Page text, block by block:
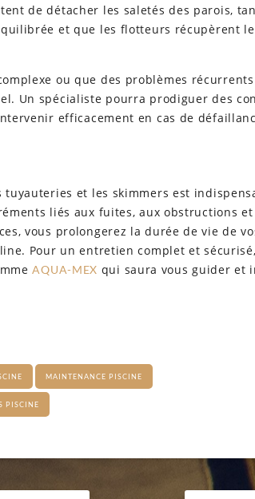
de détacher les saletés des parois,
et que les flotteurs récupèrent
ou que des problèmes
Un spécialiste pourra prodiguer des
efficacement en cas de
et les skimmers est
liés aux fuites, aux obstructions et
vous prolongerez la durée de vie de
Pour un entretien complet et
AQUA-MEX qui saura vous guider et
MAINTENANCE PISCINE
PISCINE